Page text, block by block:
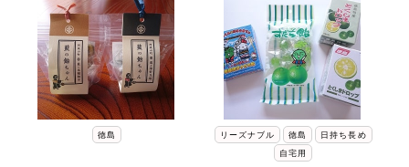
徳島 リーズナブル 徳島
日持ち長め
自宅用